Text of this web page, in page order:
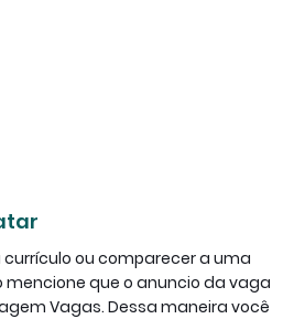
currículo ou comparecer a uma
que o anuncio da vaga
Vagas. Dessa maneira você